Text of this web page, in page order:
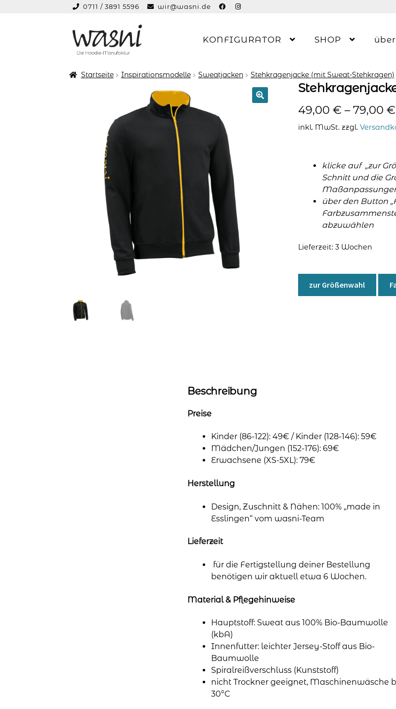
0711 / 3891 5596 wir@wasni.de
Zur
springen
Zum
springen
KONFIGURATOR SHOP
Startseite Inspirationsmodelle Sweatjacken Stehkragenjacke (mit Sweat-Stehkragen)
49,00 € –79,00 €
inkl. MwSt. zzgl.
klicke auf „zur
Schnitt und die
über den Button
abzuwählen
Lieferzeit: 3 Wochen
zur Größenwahl
Beschreibung
Preise
Kinder (86-122): 49€ / Kinder (128-146): 59€
Mädchen/Jungen (152-176): 69€
Erwachsene (XS-5XL): 79€
Herstellung
Design, Zuschnitt & Nähen: 100% „made in
Esslingen“ vom wasni-Team
Lieferzeit
für die Fertigstellung deiner Bestellung
benötigen wir aktuell etwa 6 Wochen.
Material & Pflegehinweise
Hauptstoff: Sweat aus 100% Bio-Baumwolle
(kbA)
Innenfutter: leichter Jersey-Stoff aus Bio-
Baumwolle
Spiralreißverschluss (Kunststoff)
nicht Trockner geeignet, Maschinenwäsche
30°C